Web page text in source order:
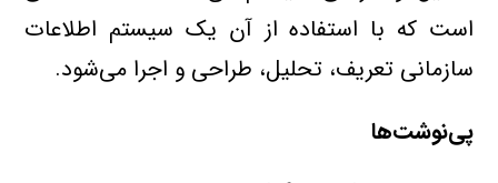
است كه با استفاده از آن يك سيستم اطلاعات
سازماني تعريف، تحليل، طراحي و اجرا مي‌شود.
پي‌نوشت‌ها